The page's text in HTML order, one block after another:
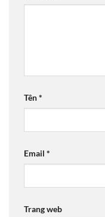
Tên*
Email *
Trang web